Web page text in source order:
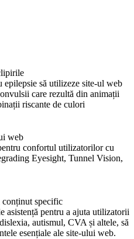
epilepsie să utilizeze site-ul web
care rezultă din animații
riscante de culori
web
confortul utilizatorilor cu
Eyesight, Tunnel Vision,
conținut specific
asistență pentru a ajuta utilizatorii
autismul, CVA și altele, să
esențiale ale site-ului web.